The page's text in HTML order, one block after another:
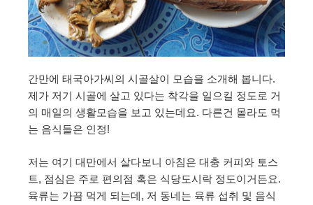
간만에 태국아가씨의 시골살이 모습을 소개해 봅니다.
제가 저기 시골에 살고 있다는 착각을 일으킬 정도로 거
의 매일의 생활모습을 보고 있는데요. 다른건 몰라도 먹
는 음식들은 인정!
저는 여기 대만에서 살다보니 아침은 대충 커피와 토스
트, 점심은 주로 편의점 혹은 식당도시락 정도이거든요.
육류는 가끔 먹게 되는데, 저 동네는 육류 섭취 및 음식